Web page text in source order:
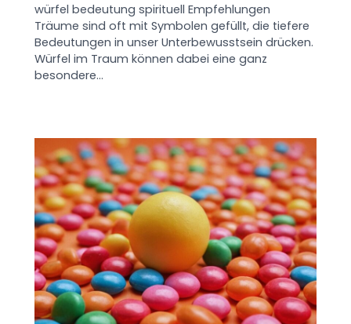
würfel bedeutung spirituell Empfehlungen
Träume sind oft mit Symbolen gefüllt, die tiefere
Bedeutungen in unser Unterbewusstsein drücken.
Würfel im Traum können dabei eine ganz
besondere…